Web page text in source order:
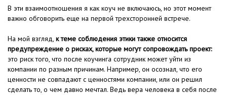
В эти взаимоотношения я как коуч не включаюсь, но этот момент
важно обговорить еще на первой трехсторонней встрече.
На мой взгляд, к теме соблюдения этики также относится
предупреждение о рисках, которые могут сопровождать проект:
это риск того, что после коучинга сотрудник может уйти из
компании по разным причинам. Например, он осознал, что его
ценности не совпадают с ценностями компании, или он решил
сделать то, о чем давно мечтал. Ведь вера человека в себя после